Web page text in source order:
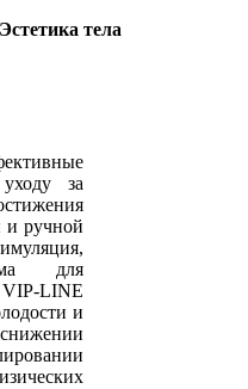
Эстетика тела
за
и ручной
для
LINE
и